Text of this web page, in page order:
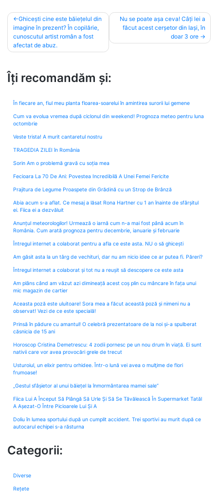
Post
navigation
Ghicești cine este băiețelul din
imagine în prezent? În copilărie,
cunoscutul artist român a fost
afectat de abuz.
Nu se poate așa ceva! Câți lei a
făcut acest cerșetor din Iași, în
doar 3 ore
Îți recomandăm și:
În fiecare an, fiul meu planta floarea-soarelui în amintirea surorii lui gemene
Cum va evolua vremea după ciclonul din weekend! Prognoza meteo pentru luna
octombrie
Veste trista! A murit cantaretul nostru
TRAGEDIA ZILEI în România
Sorin Am o problemă gravă cu soția mea
Fecioara La 70 De Ani: Povestea Incredibilă A Unei Femei Fericite
Prajitura de Legume Proaspete din Grădină cu un Strop de Brânză
Abia acum s-a aflat. Ce mesaj a lăsat Rona Hartner cu 1 an înainte de sfârșitul
ei. Fiica ei a dezvăluit
Anunțul meteorologilor! Urmează o iarnă cum n-a mai fost până acum în
România. Cum arată prognoza pentru decembrie, ianuarie și februarie
Întregul internet a colaborat pentru a afla ce este asta. NU o să ghicești
Am găsit asta la un târg de vechituri, dar nu am nicio idee ce ar putea fi. Păreri?
Întregul internet a colaborat și tot nu a reușit să descopere ce este asta
Am plâns când am văzut azi dimineață acest coș plin cu mâncare în fața unui
mic magazin de cartier
Aceasta poză este uluitoare! Sora mea a făcut această poză și nimeni nu a
observat! Vezi de ce este specială!
Prinsă în pădure cu amantul! O celebră prezentatoare de la noi și-a spulberat
căsnicia de 15 ani
Horoscop Cristina Demetrescu: 4 zodii pornesc pe un nou drum în viață. Ei sunt
nativii care vor avea provocări grele de trecut
Usturoiul, un elixir pentru orhidee. Într-o lună vei avea o mulţime de flori
frumoase!
„Gestul sfâșietor al unui băiețel la înmormântarea mamei sale”
Fiica Lui A Început Să Plângă Să Urle Și Să Se Tăvălească În Supermarket Tatăl
A Așezat-O Între Picioarele Lui Și A
Doliu în lumea sportului după un cumplit accident. Trei sportivi au murit după ce
autocarul echipei s-a răsturna
Categorii:
Diverse
Rețete